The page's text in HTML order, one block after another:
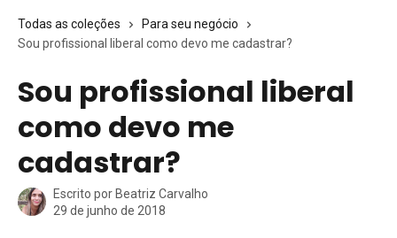
Todas as coleções
Para seu negócio
Sou profissional liberal como devo me cadastrar?
Sou profissional liberal
como devo me
cadastrar?
Escrito por Beatriz Carvalho
29 de junho de 2018